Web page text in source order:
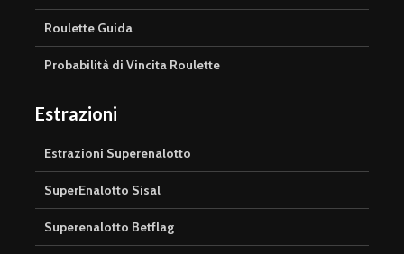
Roulette Guida
Probabilità di Vincita Roulette
Estrazioni
Estrazioni Superenalotto
SuperEnalotto Sisal
Superenalotto Betflag